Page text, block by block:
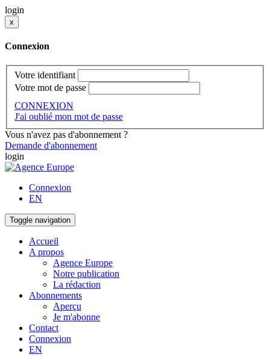
login
x
Connexion
Votre identifiant
Votre mot de passe
CONNEXION
J'ai oublié mon mot de passe
Vous n'avez pas d'abonnement ?
Demande d'abonnement
login
Connexion
EN
Toggle navigation
Accueil
A propos
Agence Europe
Notre publication
La rédaction
Abonnements
Aperçu
Je m'abonne
Contact
Connexion
EN